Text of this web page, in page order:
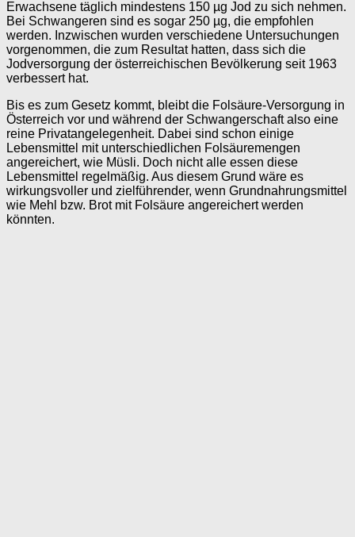
Erwachsene täglich mindestens 150 µg Jod zu sich nehmen.
Bei Schwangeren sind es sogar 250 µg, die empfohlen
werden. Inzwischen wurden verschiedene Untersuchungen
vorgenommen, die zum Resultat hatten, dass sich die
Jodversorgung der österreichischen Bevölkerung seit 1963
verbessert hat.
Bis es zum Gesetz kommt, bleibt die Folsäure-Versorgung in
Österreich vor und während der Schwangerschaft also eine
reine Privatangelegenheit. Dabei sind schon einige
Lebensmittel mit unterschiedlichen Folsäuremengen
angereichert, wie Müsli. Doch nicht alle essen diese
Lebensmittel regelmäßig. Aus diesem Grund wäre es
wirkungsvoller und zielführender, wenn Grundnahrungsmittel
wie Mehl bzw. Brot mit Folsäure angereichert werden
könnten.